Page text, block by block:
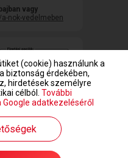
vagy
nok-vedelmeben
Dating Central Europe Zrt.
(cookie) használunk a
biztonság érdekében,
hirdetések személyre
célból. További
Google adatkezeléséről